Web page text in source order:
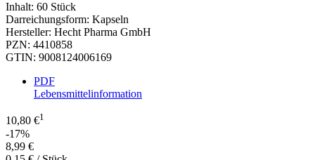
Inhalt: 60 Stück
Darreichungsform: Kapseln
Hersteller: Hecht Pharma GmbH
PZN: 4410858
GTIN: 9008124006169
PDF
Lebensmittelinformation
10,80 €1
-17%
8,99 €